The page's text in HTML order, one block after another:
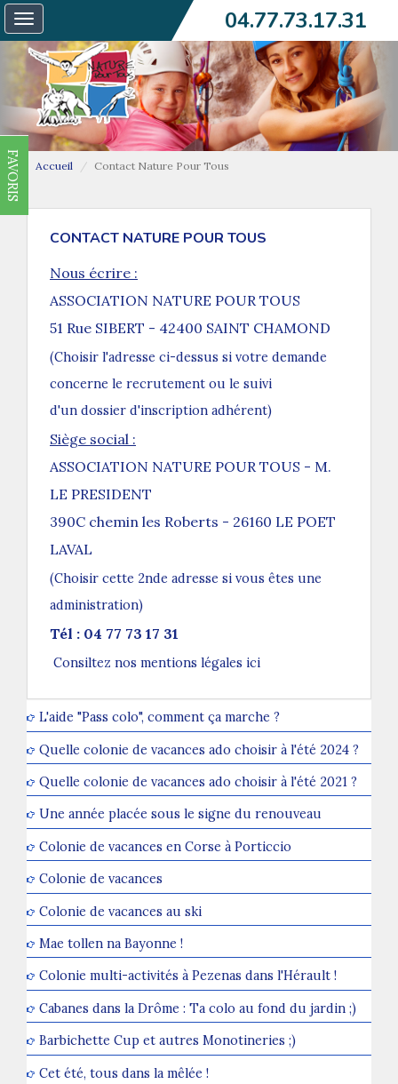
Toggle
navigation
04.77.73.17.31
FAVORIS Accueil Contact Nature Pour Tous
CONTACT NATURE POUR TOUS
Nous écrire :
ASSOCIATION NATURE POUR TOUS
51 Rue SIBERT - 42400 SAINT CHAMOND
(Choisir l'adresse ci-dessus si votre demande
concerne le recrutement ou le suivi
d'un dossier d'inscription adhérent)
Siège social :
ASSOCIATION NATURE POUR TOUS - M.
LE PRESIDENT
390C chemin les Roberts - 26160 LE POET
LAVAL
(Choisir cette 2nde adresse si vous êtes une
administration)
Tél : 04 77 73 17 31
Consiltez nos mentions légales ici
L'aide "Pass colo", comment ça marche ?
Quelle colonie de vacances ado choisir à l'été 2024 ?
Quelle colonie de vacances ado choisir à l'été 2021 ?
Une année placée sous le signe du renouveau
Colonie de vacances en Corse à Porticcio
Colonie de vacances
Colonie de vacances au ski
Mae tollen na Bayonne !
Colonie multi-activités à Pezenas dans l'Hérault !
Cabanes dans la Drôme : Ta colo au fond du jardin ;)
Barbichette Cup et autres Monotineries ;)
Cet été, tous dans la mêlée !